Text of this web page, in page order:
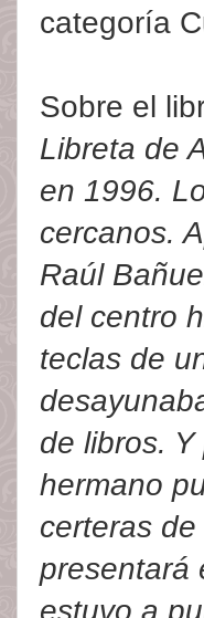
categoría
Sobre el
Libreta de
en 1996.
cercanos.
Raúl
del centro
teclas de
de libros.
hermano
certeras
presentará